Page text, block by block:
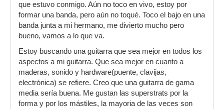
que estuvo conmigo. Aún no toco en vivo, estoy por
formar una banda, pero aún no toqué. Toco el bajo en una
banda junta a mi hermano, me divierto mucho pero
bueno, vamos a lo que va.
Estoy buscando una guitarra que sea mejor en todos los
aspectos a mi guitarra. Que sea mejor en cuanto a
maderas, sonido y hardware(puente, clavijas,
electrónica) se refiere. Creo que una guitarra de gama
media sería buena. Me gustan las superstrats por la
forma y por los mástiles, la mayoria de las veces son